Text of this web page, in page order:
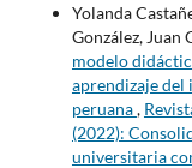
Yolanda
González, Juan
modelo
aprendizaje del
peruana,
(2022):
universitaria